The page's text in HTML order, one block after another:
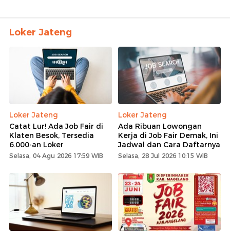
Loker Jateng
Loker Jateng
Catat Lur! Ada Job Fair di
Klaten Besok, Tersedia
6.000-an Loker
Selasa, 04 Agu 2026 17:59 WIB
Loker Jateng
Ada Ribuan Lowongan
Kerja di Job Fair Demak, Ini
Jadwal dan Cara Daftarnya
Selasa, 28 Jul 2026 10:15 WIB